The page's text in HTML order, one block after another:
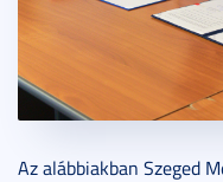
Az alábbiakban Szeged